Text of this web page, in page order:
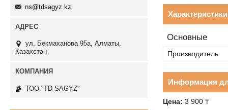
Характеристики
Основные
Производитель
Информация
Цена: 3 900 ₸
ns@tdsagyz.kz
ул. Бекмаханова 95а, Алматы,
Казахстан
ТОО "TD SAGYZ"